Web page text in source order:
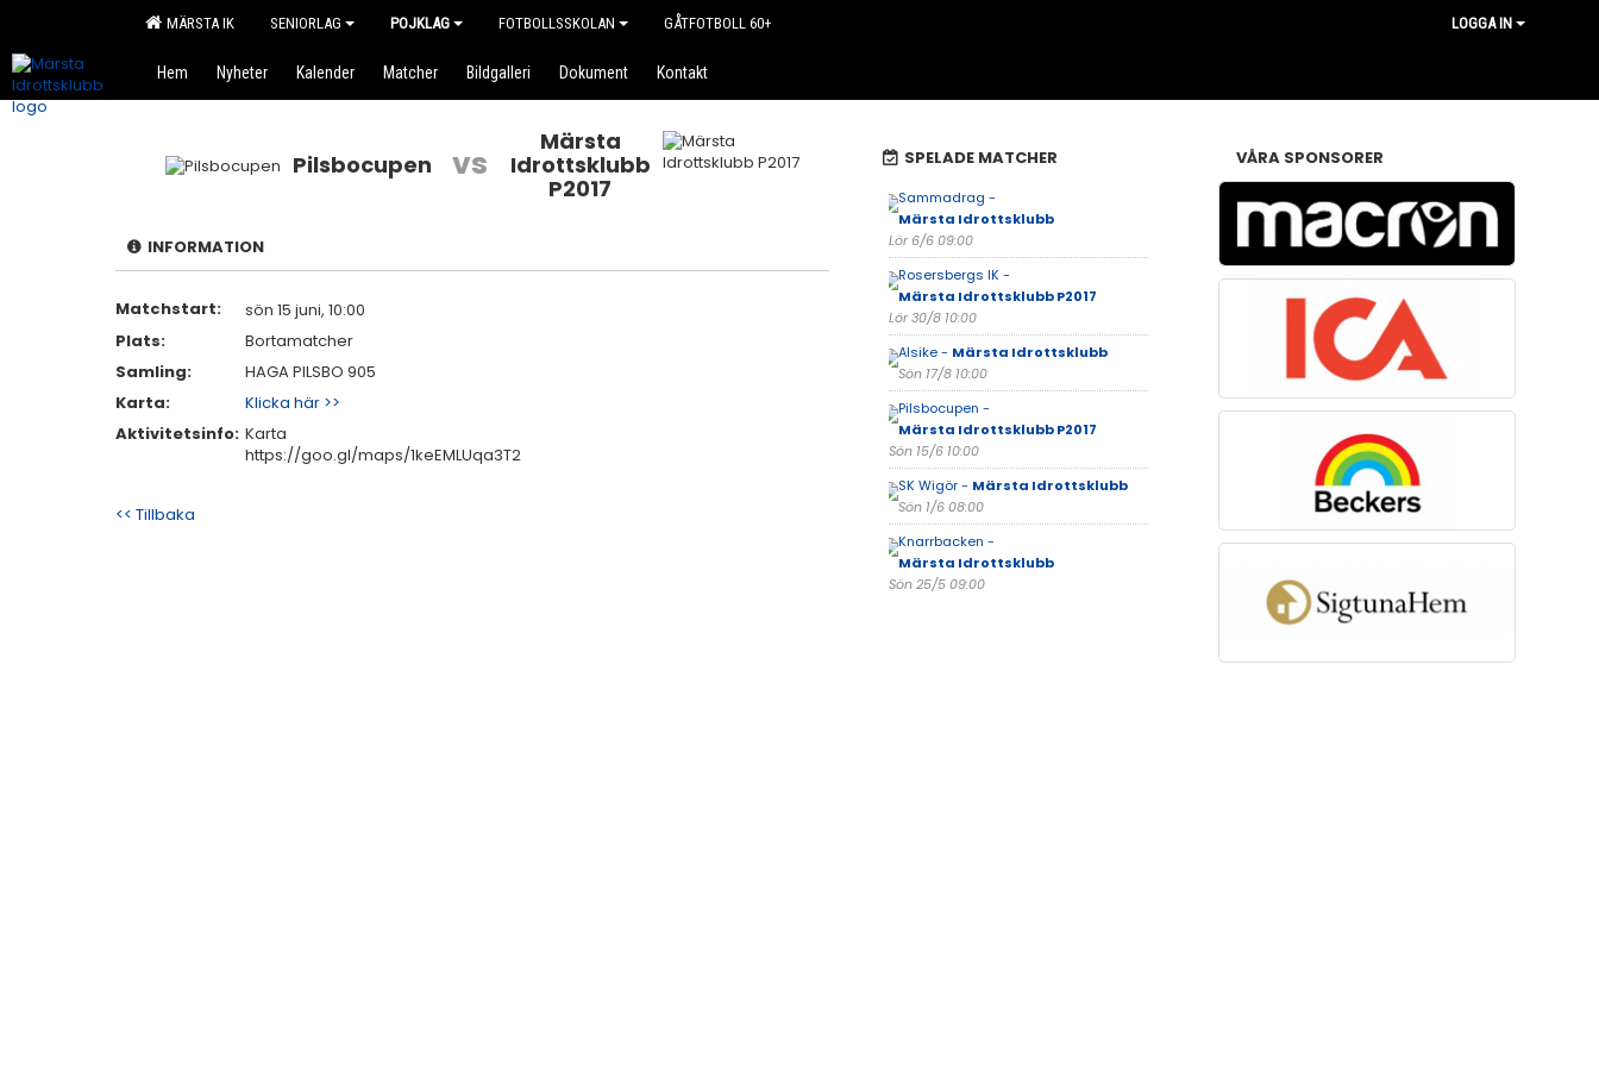
MÄRSTA IK SENIORLAG POJKLAG FOTBOLLSSKOLAN GÅTFOTBOLL 60+ LOGGA IN
Hem Nyheter Kalender Matcher Bildgalleri Dokument Kontakt
Pilsbocupen vs
Märsta
Idrottsklubb
P2017
INFORMATION
Matchstart:
sön 15 juni, 10:00
Plats:
Bortamatcher
Samling:
HAGA PILSBO 905
Karta:
Klicka här >>
Aktivitetsinfo: Karta
https://goo.gl/maps/1keEMLUqa3T2
<< Tillbaka
SPELADE MATCHER
Sammadrag -
Märsta Idrottsklubb
Lör 6/6 09:00
Rosersbergs IK -
Märsta Idrottsklubb P2017
Lör 30/8 10:00
Alsike - Märsta Idrottsklubb
Sön 17/8 10:00
Pilsbocupen -
Märsta Idrottsklubb P2017
Sön 15/6 10:00
SK Wigör - Märsta Idrottsklubb
Sön 1/6 08:00
Knarrbacken -
Märsta Idrottsklubb
Sön 25/5 09:00
VÅRA SPONSORER